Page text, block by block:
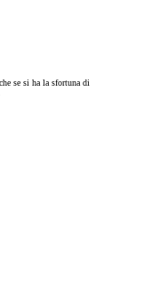
se si ha la sfortuna di